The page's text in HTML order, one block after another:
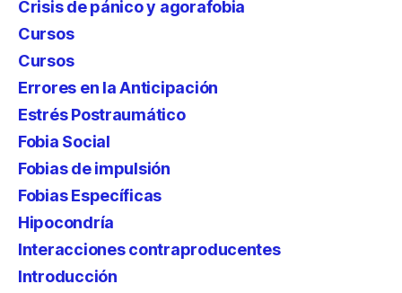
Crisis de pánico y agorafobia
Cursos
Cursos
Errores en la Anticipación
Estrés Postraumático
Fobia Social
Fobias de impulsión
Fobias Específicas
Hipocondría
Interacciones contraproducentes
Introducción